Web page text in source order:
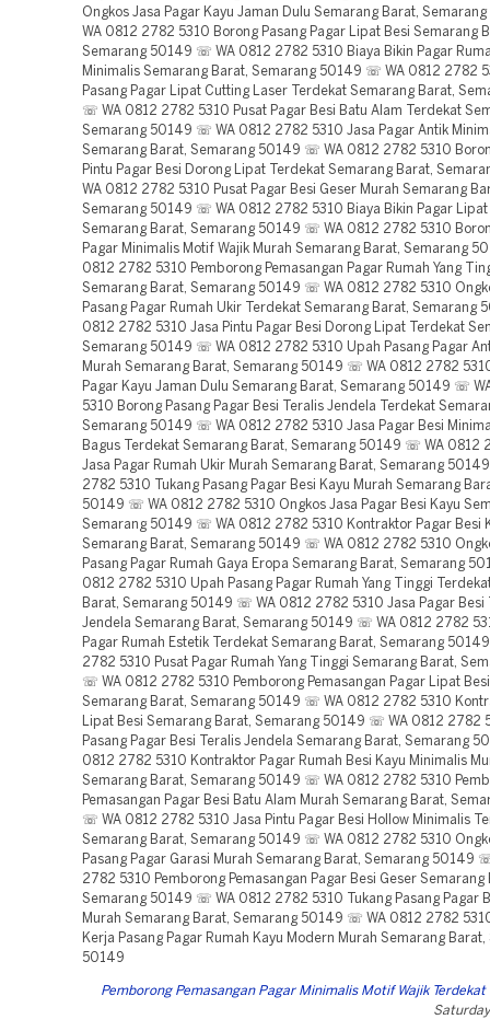
Ongkos Jasa Pagar Kayu Jaman Dulu Semarang Barat,
WA 0812 2782 5310 Borong Pasang Pagar Lipat Besi Semarang
Semarang 50149 ☏ WA 0812 2782 5310 Biaya Bikin Pagar
Minimalis Semarang Barat, Semarang 50149 ☏ WA 0812 2782
Pasang Pagar Lipat Cutting Laser Terdekat Semarang Barat,
☏ WA 0812 2782 5310 Pusat Pagar Besi Batu Alam Terdekat
Semarang 50149 ☏ WA 0812 2782 5310 Jasa Pagar Antik
Semarang Barat, Semarang 50149 ☏ WA 0812 2782 5310
Pintu Pagar Besi Dorong Lipat Terdekat Semarang Barat,
WA 0812 2782 5310 Pusat Pagar Besi Geser Murah Semarang
Semarang 50149 ☏ WA 0812 2782 5310 Biaya Bikin Pagar Lipat
Semarang Barat, Semarang 50149 ☏ WA 0812 2782 5310
Pagar Minimalis Motif Wajik Murah Semarang Barat, Semarang
0812 2782 5310 Pemborong Pemasangan Pagar Rumah Yang
Semarang Barat, Semarang 50149 ☏ WA 0812 2782 5310
Pasang Pagar Rumah Ukir Terdekat Semarang Barat, Semarang
0812 2782 5310 Jasa Pintu Pagar Besi Dorong Lipat Terdekat
Semarang 50149 ☏ WA 0812 2782 5310 Upah Pasang Pagar
Murah Semarang Barat, Semarang 50149 ☏ WA 0812 2782
Pagar Kayu Jaman Dulu Semarang Barat, Semarang 50149 ☏
5310 Borong Pasang Pagar Besi Teralis Jendela Terdekat
Semarang 50149 ☏ WA 0812 2782 5310 Jasa Pagar Besi
Bagus Terdekat Semarang Barat, Semarang 50149 ☏ WA 0812
Jasa Pagar Rumah Ukir Murah Semarang Barat, Semarang
2782 5310 Tukang Pasang Pagar Besi Kayu Murah Semarang
50149 ☏ WA 0812 2782 5310 Ongkos Jasa Pagar Besi Kayu
Semarang 50149 ☏ WA 0812 2782 5310 Kontraktor Pagar Besi
Semarang Barat, Semarang 50149 ☏ WA 0812 2782 5310
Pasang Pagar Rumah Gaya Eropa Semarang Barat, Semarang
0812 2782 5310 Upah Pasang Pagar Rumah Yang Tinggi
Barat, Semarang 50149 ☏ WA 0812 2782 5310 Jasa Pagar Besi
Jendela Semarang Barat, Semarang 50149 ☏ WA 0812 2782
Pagar Rumah Estetik Terdekat Semarang Barat, Semarang
2782 5310 Pusat Pagar Rumah Yang Tinggi Semarang Barat,
☏ WA 0812 2782 5310 Pemborong Pemasangan Pagar Lipat
Semarang Barat, Semarang 50149 ☏ WA 0812 2782 5310
Lipat Besi Semarang Barat, Semarang 50149 ☏ WA 0812 2782
Pasang Pagar Besi Teralis Jendela Semarang Barat, Semarang
0812 2782 5310 Kontraktor Pagar Rumah Besi Kayu Minimalis
Semarang Barat, Semarang 50149 ☏ WA 0812 2782 5310
Pemasangan Pagar Besi Batu Alam Murah Semarang Barat,
☏ WA 0812 2782 5310 Jasa Pintu Pagar Besi Hollow Minimalis
Semarang Barat, Semarang 50149 ☏ WA 0812 2782 5310
Pasang Pagar Garasi Murah Semarang Barat, Semarang 50149
2782 5310 Pemborong Pemasangan Pagar Besi Geser Semarang
Semarang 50149 ☏ WA 0812 2782 5310 Tukang Pasang Pagar
Murah Semarang Barat, Semarang 50149 ☏ WA 0812 2782
Kerja Pasang Pagar Rumah Kayu Modern Murah Semarang Barat,
50149
Pemborong Pemasangan Pagar Minimalis Motif Wajik Terdekat